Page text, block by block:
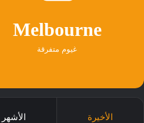
Melbourne
غيوم متفرقة
الأخيرة الأشهر